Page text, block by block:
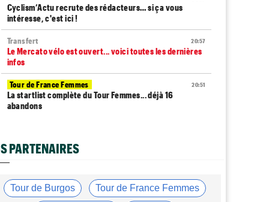
Cyclism’Actu recrute des rédacteurs… si ça vous
intéresse, c'est ici !
20:57
Transfert
Le Mercato vélo est ouvert... voici toutes les dernières
infos
20:51
Tour de France Femmes
La startlist complète du Tour Femmes... déjà 16
abandons
profil…
La surprise Francisco Campos remporte la 1ère étape
PARTENAIRES
Tour de Burgos Tour de France Femmes